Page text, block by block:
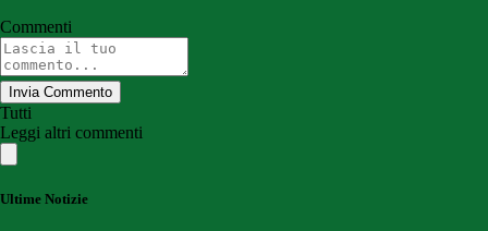
Commenti
Invia Commento
Tutti
Leggi altri commenti
Ultime Notizie